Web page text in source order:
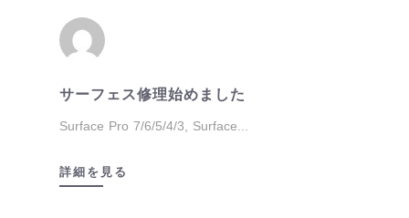
サーフェス修理始めました
Surface Pro 7/6/5/4/3, Surface...
詳細を見る